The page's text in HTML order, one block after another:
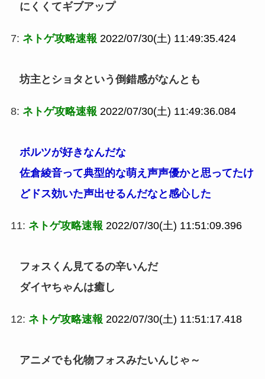
にくくてギブアップ
7: ネトゲ攻略速報 2022/07/30(土) 11:49:35.424
坊主とショタという倒錯感がなんとも
8: ネトゲ攻略速報 2022/07/30(土) 11:49:36.084
ボルツが好きなんだな
佐倉綾音って典型的な萌え声声優かと思ってたけ
どドス効いた声出せるんだなと感心した
11: ネトゲ攻略速報 2022/07/30(土) 11:51:09.396
フォスくん見てるの辛いんだ
ダイヤちゃんは癒し
12: ネトゲ攻略速報 2022/07/30(土) 11:51:17.418
アニメでも化物フォスみたいんじゃ～